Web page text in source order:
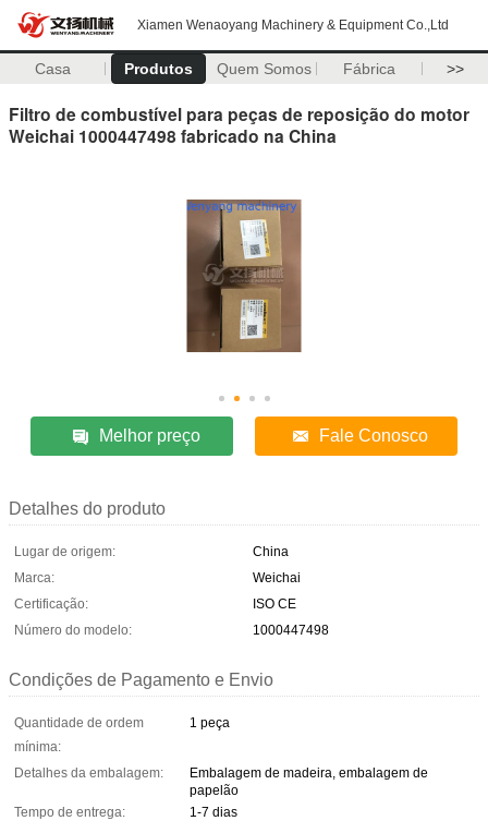
Xiamen Wenaoyang Machinery & Equipment Co.,Ltd
Casa Produtos Quem Somos Fábrica >>
Filtro de combustível para peças de reposição do motor
Weichai 1000447498 fabricado na China
Melhor preço Fale Conosco
Detalhes do produto
Lugar de origem:
China
Marca:
Weichai
Certificação:
ISO CE
Número do modelo:
1000447498
Condições de Pagamento e Envio
Quantidade de ordem
mínima:
1 peça
Detalhes da embalagem:
Embalagem de madeira, embalagem de
papelão
Tempo de entrega:
1-7 dias